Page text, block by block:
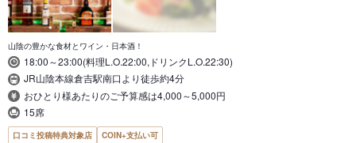
山陰の豊かな食材とワイン・日本酒！
18:00～23:00(料理L.O.22:00,ドリンクL.O.22:30)
JR山陰本線倉吉駅南口より徒歩約4分
おひとり様あたりのご予算感は4,000～5,000円
15席
口コミ投稿特典対象店 COIN+支払い可